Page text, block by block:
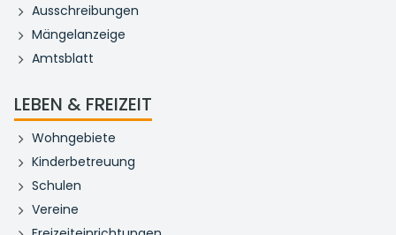
Ausschreibungen
Mängelanzeige
Amtsblatt
LEBEN & FREIZEIT
Wohngebiete
Kinderbetreuung
Schulen
Vereine